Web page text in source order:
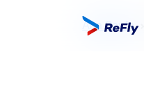
Ana Sayfa